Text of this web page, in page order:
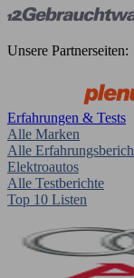
Unsere Partnerseiten:
Erfahrungen & Tests
Alle Marken
Alle
Elektroautos
Alle Testberichte
Top 10 Listen